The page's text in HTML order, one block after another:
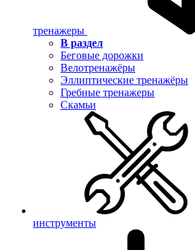
тренажеры
В раздел
Беговые дорожки
Велотренажёры
Эллиптические тренажёры
Гребные тренажеры
Скамьи
инструменты